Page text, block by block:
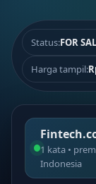
Status:FOR
Harga tampil:
1 kata •
Indonesia